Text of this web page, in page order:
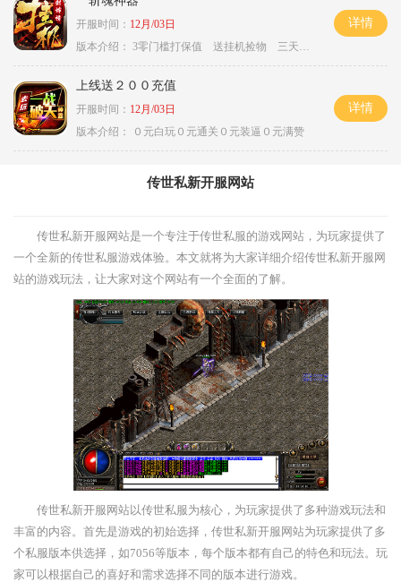
开服时间： 12月/03日
版本介绍： 3零门槛打保值 送挂机捡物 三天合区
详情
上线送２００充值
开服时间： 12月/03日
版本介绍：
０元白玩０元通关０元装逼０元满赞
详情
传世私新开服网站
传世私新开服网站是一个专注于传世私服的游戏网站，为玩家提供了
一个全新的传世私服游戏体验。本文就将为大家详细介绍传世私新开服网
站的游戏玩法，让大家对这个网站有一个全面的了解。
传世私新开服网站以传世私服为核心，为玩家提供了多种游戏玩法和
丰富的内容。首先是游戏的初始选择，传世私新开服网站为玩家提供了多
个私服版本供选择，如7056等版本，每个版本都有自己的特色和玩法。玩
家可以根据自己的喜好和需求选择不同的版本进行游戏。